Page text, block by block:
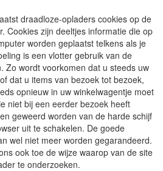
draadloze-opladers cookies op de
Cookies zijn deeltjes informatie die op
worden geplaatst telkens als je
is een vlotter gebruik van de
Zo wordt voorkomen dat u steeds uw
dat u items van bezoek tot bezoek,
opnieuw in uw winkelwagentje moet
niet bij een eerder bezoek heeft
geweerd worden van de harde schijf
uit te schakelen. De goede
wel niet meer worden gegarandeerd.
ook toe de wijze waarop van de site
te onderzoeken.